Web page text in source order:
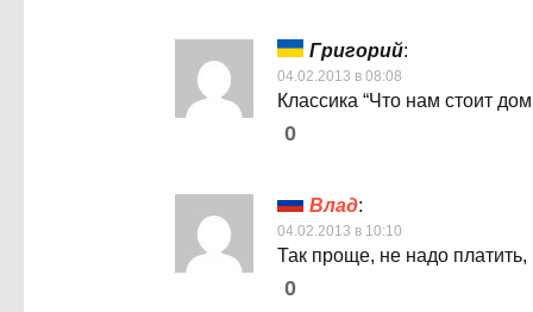
Григорий:
04.02.2013 в 08:08
Классика “Что нам стоит
0
Влад:
04.02.2013 в 10:10
Так проще, не надо платить,
0